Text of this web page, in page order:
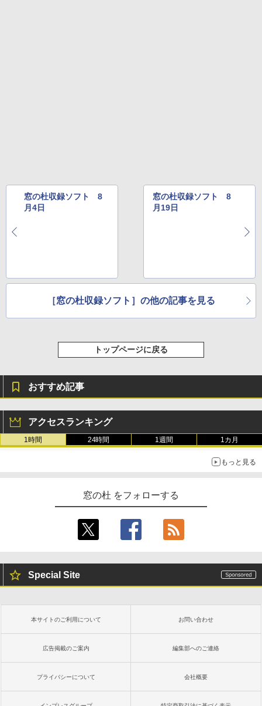
窓の杜収録ソフト 8
月4日
窓の杜収録ソフト 8
月19日
［窓の杜収録ソフト］の他の記事を見る
トップページに戻る
おすすめ記事
アクセスランキング
1時間 24時間 1週間 1カ月
もっと見る
窓の杜 をフォローする
Special Site
本サイトのご利用について お問い合わせ
広告掲載のご案内 編集部へのご連絡
プライバシーについて 会社概要